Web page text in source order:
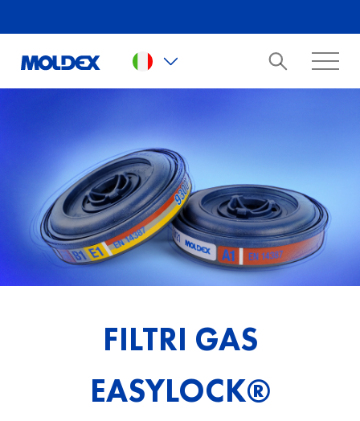
FILTRI GAS
EASYLOCK®